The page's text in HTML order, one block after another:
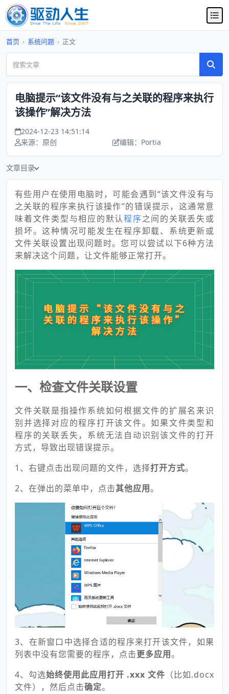
首页 › 系统问题 › 正文
电脑提示“该文件没有与之关联的程序来执行
该操作”解决方法
2024-12-23 14:51:14
来源：原创
编辑：Portia
文章目录
有些用户在使用电脑时，可能会遇到“该文件没有与
之关联的程序来执行该操作”的错误提示，这通常意
味着文件类型与相应的默认程序之间的关联丢失或
损坏。这种情况可能发生在程序卸载、系统更新或
文件关联设置出现问题时。您可以尝试以下6种方法
来解决这个问题，让文件能够正常打开。
一、检查文件关联设置
文件关联是指操作系统如何根据文件的扩展名来识
别并选择对应的程序打开该文件。如果文件类型和
程序的关联丢失，系统无法自动识别该文件的打开
方式，导致出现错误提示。
1、右键点击出现问题的文件，选择打开方式。
2、在弹出的菜单中，点击其他应用。
3、在新窗口中选择合适的程序来打开该文件，如果
列表中没有您需要的程序，点击更多应用。
4、勾选始终使用此应用打开 .xxx 文件 （比如.docx
文件），然后点击确定。